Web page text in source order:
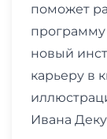
поможет
программу
новый
карьеру в
Ивана